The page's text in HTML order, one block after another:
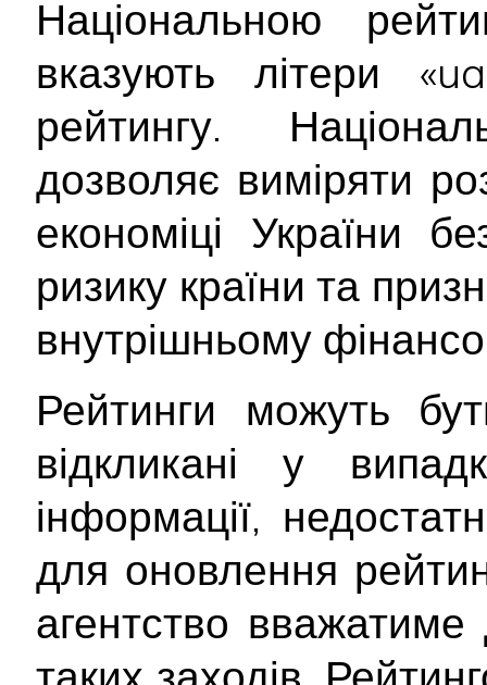
Національною
вказують літери
рейтингу.
дозволяє виміряти
економіці України
ризику країни та
внутрішньому
Рейтинги можуть
відкликані у
інформації,
для оновлення
агентство вважатиме